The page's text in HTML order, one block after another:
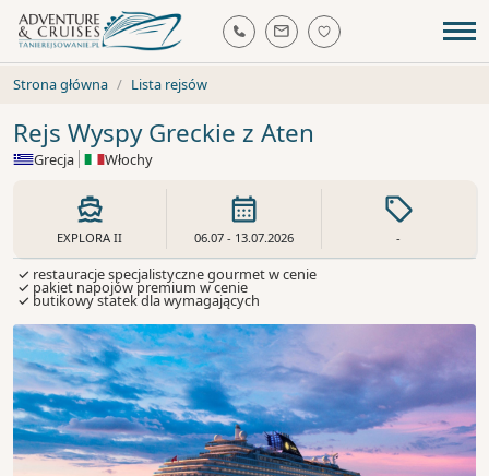
Strona główna Lista rejsów
Rejs Wyspy Greckie z Aten
Grecja Włochy
EXPLORA II 06.07 - 13.07.2026 -
✓ restauracje specjalistyczne gourmet w cenie
✓ pakiet napojów premium w cenie
✓ butikowy statek dla wymagających